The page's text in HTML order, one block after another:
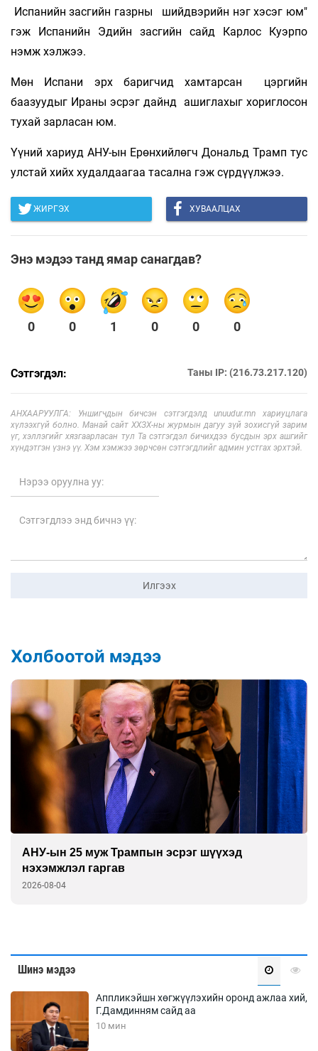
Испанийн засгийн газрны шийдвэрийн нэг хэсэг юм"
гэж Испанийн Эдийн засгийн сайд Карлос Куэрпо
нэмж хэлжээ.
Мөн Испани эрх баригчид хамтарсан цэргийн
баазуудыг Ираны эсрэг дайнд ашиглахыг хориглосон
тухай зарласан юм.
Үүний хариуд АНУ-ын Ерөнхийлөгч Дональд Трамп тус
улстай хийх худалдаагаа тасална гэж сүрдүүлжээ.
ЖИРГЭХ ХУВААЛЦАХ
Энэ мэдээ танд ямар санагдав?
0 0 1 0 0 0
Сэтгэгдэл: Таны IP: (216.73.217.120)
АНХААРУУЛГА: Уншигчдын бичсэн сэтгэгдэлд unuudur.mn хариуцлага
хүлээхгүй болно. Манай сайт ХХЗХ-ны журмын дагуу зүй зохисгүй зарим
үг, хэллэгийг хязгаарласан тул Та сэтгэгдэл бичихдээ бусдын эрх ашгийг
хүндэтгэн үзнэ үү. Хэм хэмжээ зөрчсөн сэтгэгдлийг админ устгах эрхтэй.
Илгээх
Холбоотой мэдээ
АНУ-ын 25 муж Трампын эсрэг шүүхэд
нэхэмжлэл гаргав
2026-08-04
Шинэ мэдээ
Аппликэйшн хөгжүүлэхийн оронд ажлаа хий,
Г.Дамдинням сайд аа
10 мин